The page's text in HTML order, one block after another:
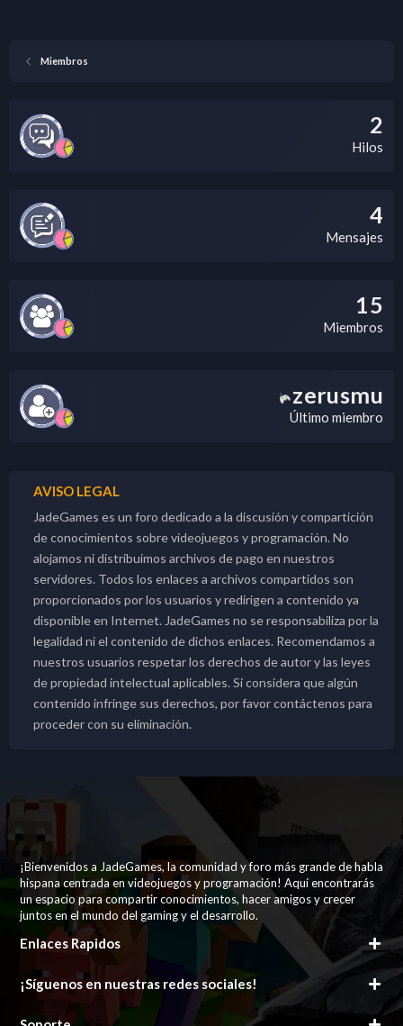
Miembros
2
Hilos
4
Mensajes
15
Miembros
zerusmu
Último miembro
AVISO LEGAL
JadeGames es un foro dedicado a la discusión y compartición
de conocimientos sobre videojuegos y programación. No
alojamos ni distribuimos archivos de pago en nuestros
servidores. Todos los enlaces a archivos compartidos son
proporcionados por los usuarios y redirigen a contenido ya
disponible en Internet. JadeGames no se responsabiliza por la
legalidad ni el contenido de dichos enlaces. Recomendamos a
nuestros usuarios respetar los derechos de autor y las leyes
de propiedad intelectual aplicables. Si considera que algún
contenido infringe sus derechos, por favor contáctenos para
proceder con su eliminación.
¡Bienvenidos a JadeGames, la comunidad y foro más grande de habla
hispana centrada en videojuegos y programación! Aquí encontrarás
un espacio para compartir conocimientos, hacer amigos y crecer
juntos en el mundo del gaming y el desarrollo.
Enlaces Rapidos
¡Síguenos en nuestras redes sociales!